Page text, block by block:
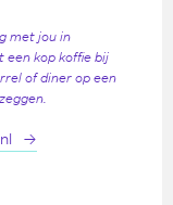
met jou in
een kop koffie bij
of diner op een